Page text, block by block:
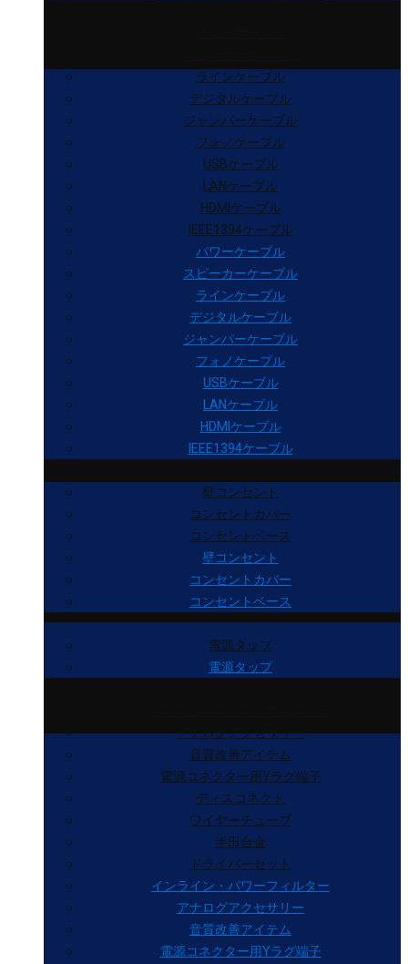
ラインケーブル
デジタルケーブル
ジャンパーケーブル
フォノケーブル
USBケーブル
LANケーブル
HDMIケーブル
IEEE1394ケーブル
パワーケーブル
スピーカーケーブル
ラインケーブル
デジタルケーブル
ジャンパーケーブル
フォノケーブル
USBケーブル
LANケーブル
HDMIケーブル
IEEE1394ケーブル
壁コンセント
コンセントカバー
コンセントベース
壁コンセント
コンセントカバー
コンセントベース
電源タップ
電源タップ
アナログアクセサリー
音質改善アイテム
電源コネクター用Yラグ端子
ディスコネクト
ワイヤーチューブ
半田合金
ドライバーセット
インライン・パワーフィルター
アナログアクセサリー
音質改善アイテム
電源コネクター用Yラグ端子